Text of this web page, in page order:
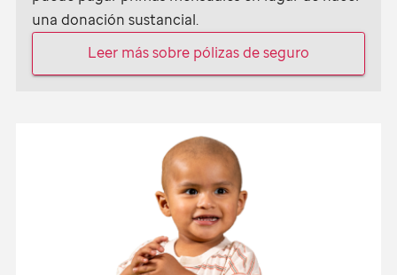
una donación sustancial.
Leer más sobre pólizas de seguro